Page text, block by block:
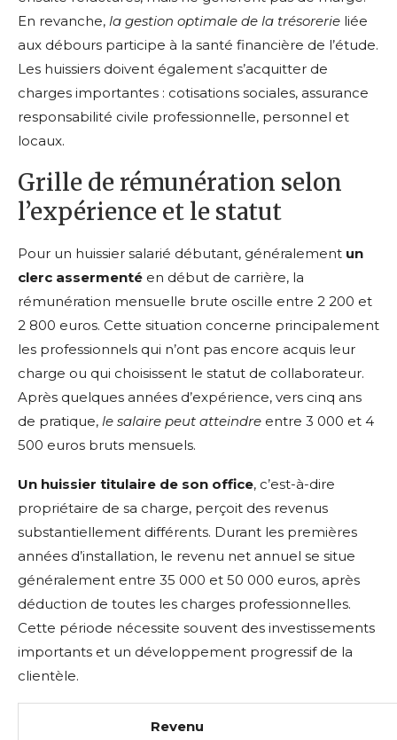
En revanche, la gestion optimale de la trésorerie liée
aux débours participe à la santé financière de l’étude.
Les huissiers doivent également s’acquitter de
charges importantes : cotisations sociales, assurance
responsabilité civile professionnelle, personnel et
locaux.
Grille de rémunération selon
l’expérience et le statut
Pour un huissier salarié débutant, généralement un
clerc assermenté en début de carrière, la
rémunération mensuelle brute oscille entre 2 200 et
2 800 euros. Cette situation concerne principalement
les professionnels qui n’ont pas encore acquis leur
charge ou qui choisissent le statut de collaborateur.
Après quelques années d’expérience, vers cinq ans
de pratique, le salaire peut atteindre entre 3 000 et 4
500 euros bruts mensuels.
Un huissier titulaire de son office, c’est-à-dire
propriétaire de sa charge, perçoit des revenus
substantiellement différents. Durant les premières
années d’installation, le revenu net annuel se situe
généralement entre 35 000 et 50 000 euros, après
déduction de toutes les charges professionnelles.
Cette période nécessite souvent des investissements
importants et un développement progressif de la
clientèle.
Revenu